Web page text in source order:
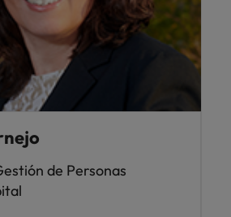
de Personas